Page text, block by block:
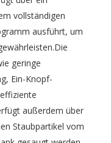
vollständigen
ausführt, um
geringe
Ein-Knopf-
außerdem über
Staubpartikel vom